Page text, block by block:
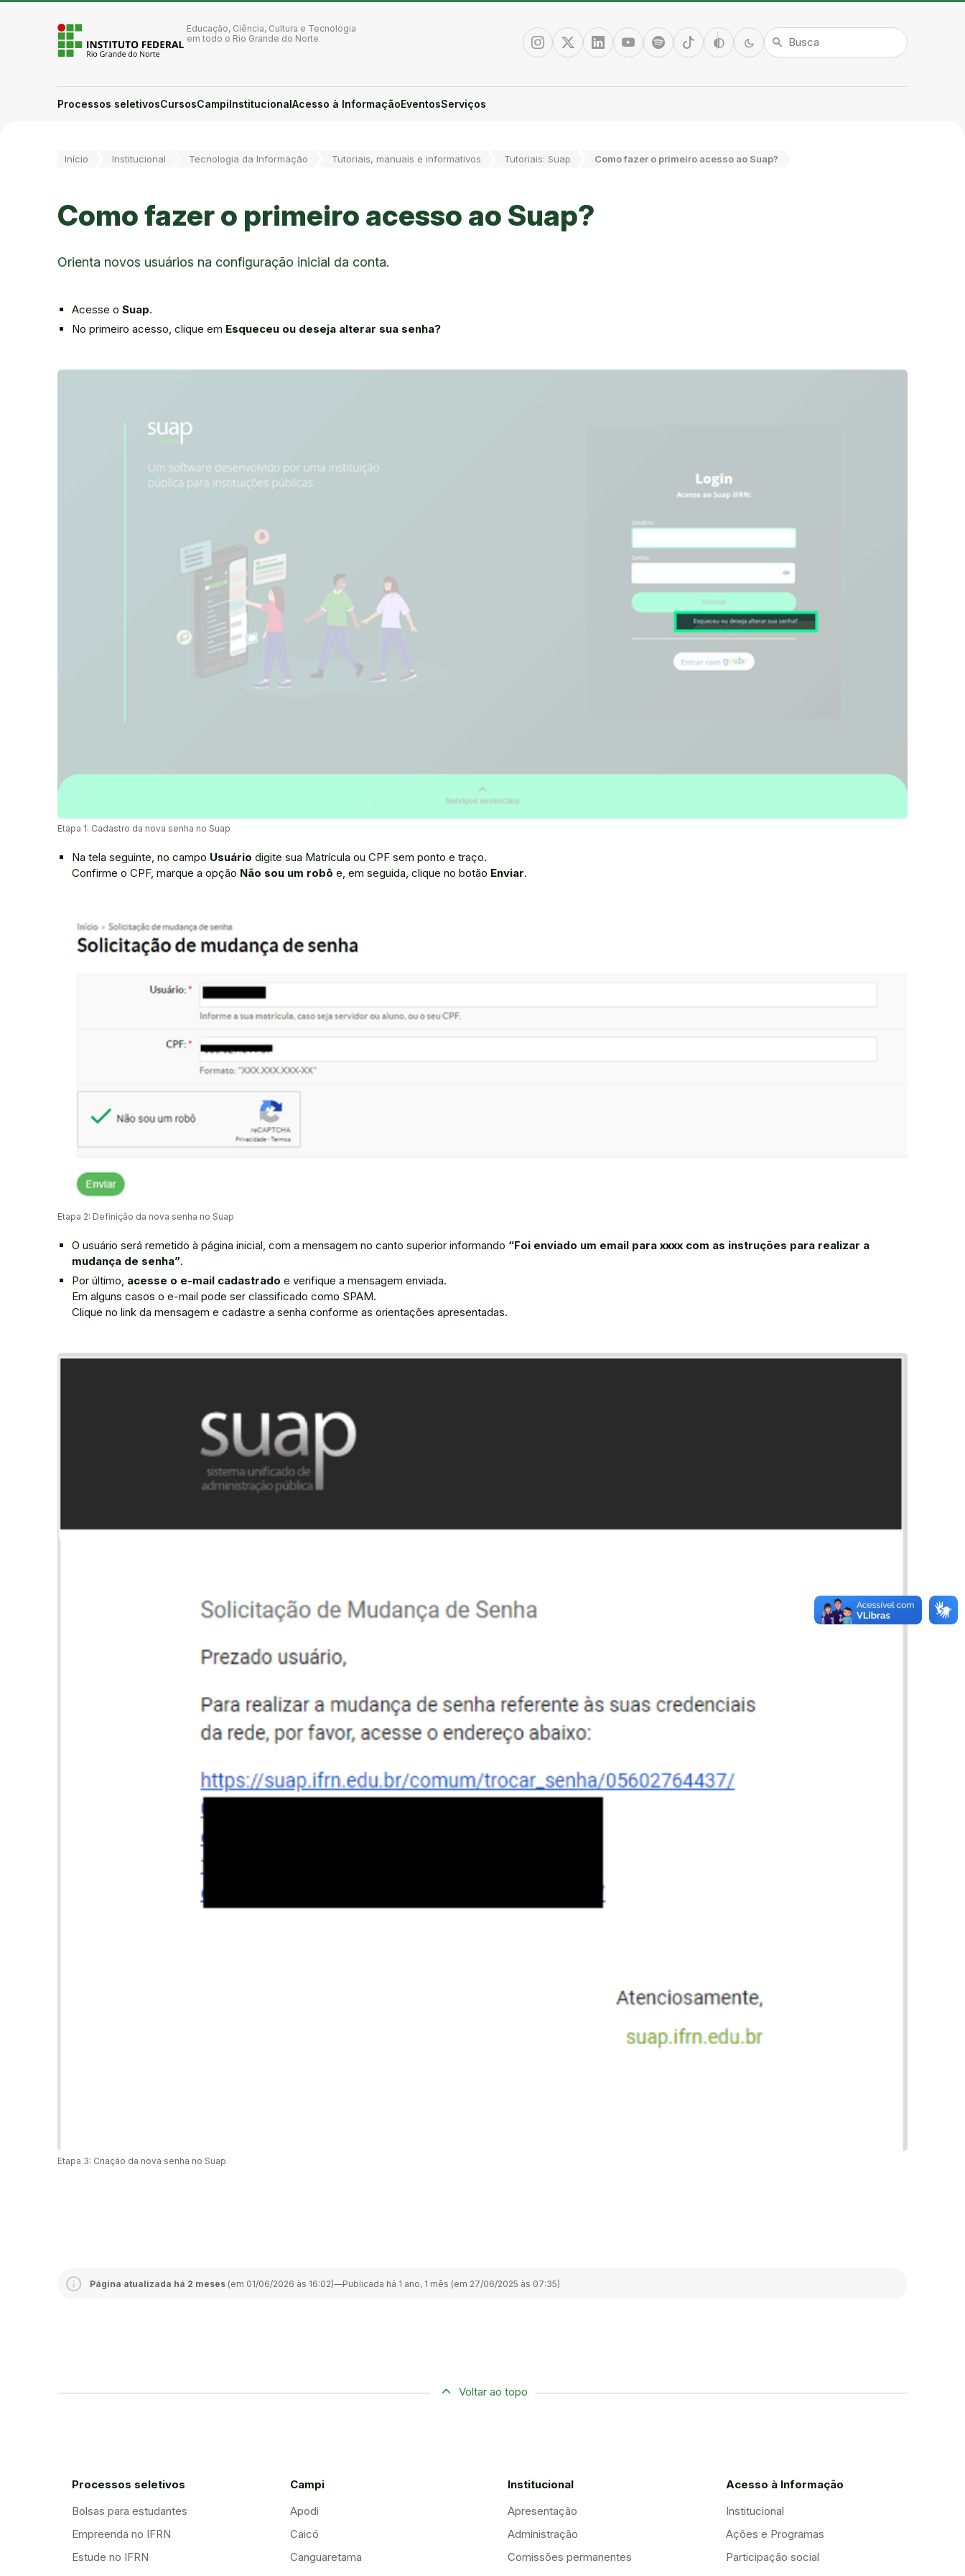
Ir para a página inicial
Ir para a busca
Ir para o menu principal
Ir para o conteúdo
Alto contraste
Login da Área Administrativa
Educação, Ciência, Cultura e Tecnologia
em todo o Rio Grande do Norte
InstagramTwitter/XLinkedinYoutubeSpotify TikTok Alto contraste
contrast
Modo escuro
dark_mode search
Processos seletivosCursosCampiInstitucionalAcesso à InformaçãoEventosServiços
Você está aqui:
Início Institucional Tecnologia da Informação Tutoriais, manuais e informativos Tutoriais: Suap Como fazer o primeiro acesso ao Suap?
Como fazer o primeiro acesso ao Suap?
Orienta novos usuários na configuração inicial da conta.
Acesse o Suap.
No primeiro acesso, clique em Esqueceu ou deseja alterar sua senha?
Etapa 1: Cadastro da nova senha no Suap
Na tela seguinte, no campo Usuário digite sua Matrícula ou CPF sem ponto e traço.
Confirme o CPF, marque a opção Não sou um robô e, em seguida, clique no botão Enviar.
Etapa 2: Definição da nova senha no Suap
O usuário será remetido à página inicial, com a mensagem no canto superior informando “Foi enviado um email para xxxx com as instruções para realizar a
mudança de senha”.
Por último, acesse o e-mail cadastrado e verifique a mensagem enviada.
Em alguns casos o e-mail pode ser classificado como SPAM.
Clique no link da mensagem e cadastre a senha conforme as orientações apresentadas.
Etapa 3: Criação da nova senha no Suap
Página atualizada há 2 meses (em 01/06/2026 às 16:02)—Publicada há 1 ano, 1 mês (em 27/06/2025 às 07:35)
Voltar ao topo
Processos seletivos
Bolsas para estudantes
Empreenda no IFRN
Estude no IFRN
Campi
Apodi
Caicó
Canguaretama
Institucional
Apresentação
Administração
Comissões permanentes
Acesso à Informação
Institucional
Ações e Programas
Participação social